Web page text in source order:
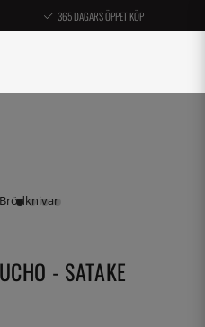
365 DAGARS ÖPPET KÖP
- SATAKE